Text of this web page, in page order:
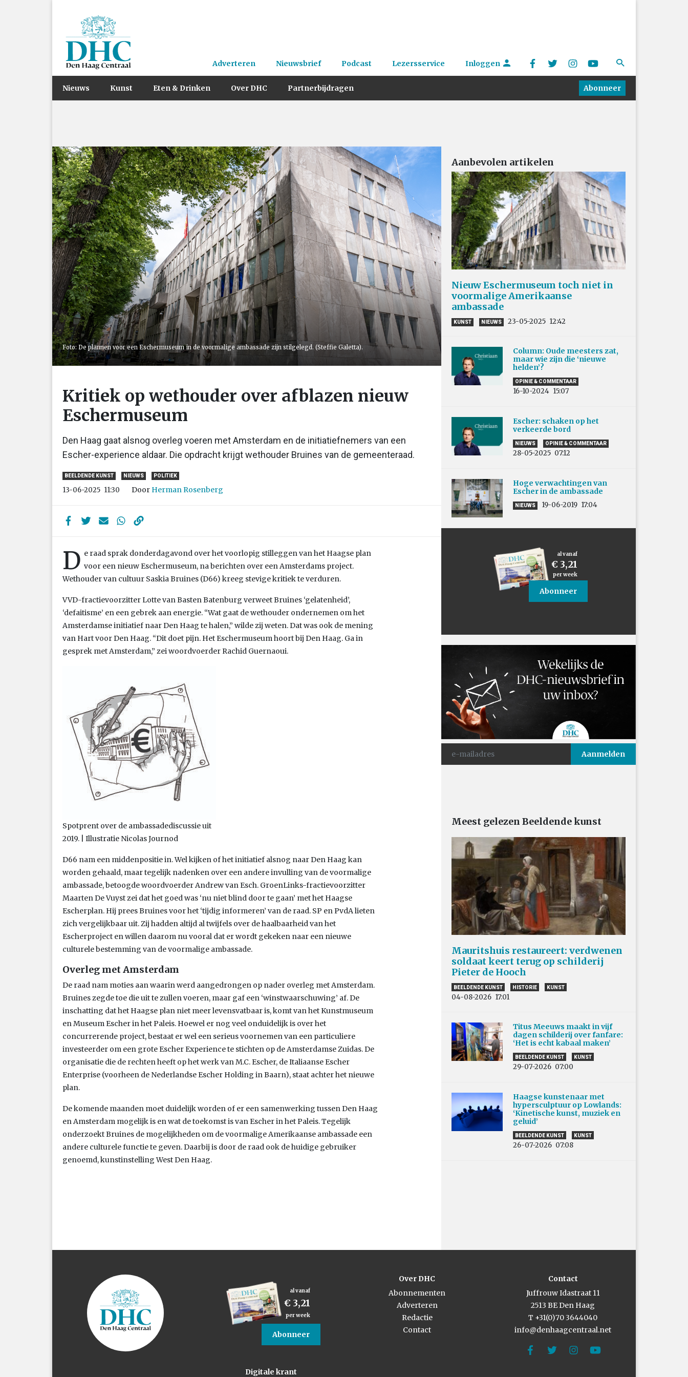
Adverteren Nieuwsbrief Podcast Lezersservice Inloggen
Nieuws Kunst Eten & Drinken Over DHC Partnerbijdragen Abonneer
Foto: De plannen voor een Eschermuseum in de voormalige ambassade zijn stilgelegd. (Steffie Galetta).
Kritiek op wethouder over afblazen nieuw
Eschermuseum
Den Haag gaat alsnog overleg voeren met Amsterdam en de initiatiefnemers van een
Escher-experience aldaar. Die opdracht krijgt wethouder Bruines van de gemeenteraad.
BEELDENDE KUNST NIEUWS POLITIEK
13-06-2025 11:30 Door Herman Rosenberg
D e raad sprak donderdagavond over het voorlopig stilleggen van het Haagse plan
voor een nieuw Eschermuseum, na berichten over een Amsterdams project.
Wethouder van cultuur Saskia Bruines (D66) kreeg stevige kritiek te verduren.
VVD-fractievoorzitter Lotte van Basten Batenburg verweet Bruines ‘gelatenheid’,
‘defaitisme’ en een gebrek aan energie. “Wat gaat de wethouder ondernemen om het
Amsterdamse initiatief naar Den Haag te halen,” wilde zij weten. Dat was ook de mening
van Hart voor Den Haag. “Dit doet pijn. Het Eschermuseum hoort bij Den Haag. Ga in
gesprek met Amsterdam,” zei woordvoerder Rachid Guernaoui.
Spotprent over de ambassadediscussie uit
2019. | Illustratie Nicolas Journod
D66 nam een middenpositie in. Wel kijken of het initiatief alsnog naar Den Haag kan
worden gehaald, maar tegelijk nadenken over een andere invulling van de voormalige
ambassade, betoogde woordvoerder Andrew van Esch. GroenLinks-fractievoorzitter
Maarten De Vuyst zei dat het goed was ‘nu niet blind door te gaan’ met het Haagse
Escherplan. Hij prees Bruines voor het ‘tijdig informeren’ van de raad. SP en PvdA lieten
zich vergelijkbaar uit. Zij hadden altijd al twijfels over de haalbaarheid van het
Escherproject en willen daarom nu vooral dat er wordt gekeken naar een nieuwe
culturele bestemming van de voormalige ambassade.
Overleg met Amsterdam
De raad nam moties aan waarin werd aangedrongen op nader overleg met Amsterdam.
Bruines zegde toe die uit te zullen voeren, maar gaf een ‘winstwaarschuwing’ af. De
inschatting dat het Haagse plan niet meer levensvatbaar is, komt van het Kunstmuseum
en Museum Escher in het Paleis. Hoewel er nog veel onduidelijk is over het
concurrerende project, bestaat er wel een serieus voornemen van een particuliere
investeerder om een grote Escher Experience te stichten op de Amsterdamse Zuidas. De
organisatie die de rechten heeft op het werk van M.C. Escher, de Italiaanse Escher
Enterprise (voorheen de Nederlandse Escher Holding in Baarn), staat achter het nieuwe
plan.
De komende maanden moet duidelijk worden of er een samenwerking tussen Den Haag
en Amsterdam mogelijk is en wat de toekomst is van Escher in het Paleis. Tegelijk
onderzoekt Bruines de mogelijkheden om de voormalige Amerikaanse ambassade een
andere culturele functie te geven. Daarbij is door de raad ook de huidige gebruiker
genoemd, kunstinstelling West Den Haag.
Aanbevolen artikelen
Nieuw Eschermuseum toch niet in
voormalige Amerikaanse
ambassade
KUNST NIEUWS 23-05-2025 12:42
Column: Oude meesters zat,
maar wie zijn die ‘nieuwe
helden’?
OPINIE & COMMENTAAR
16-10-2024 15:07
Escher: schaken op het
verkeerde bord
NIEUWS OPINIE & COMMENTAAR
28-05-2025 07:12
Hoge verwachtingen van
Escher in de ambassade
NIEUWS 19-06-2019 17:04
al vanaf
€ 3,21
per week
Abonneer
Meest gelezen Beeldende kunst
Mauritshuis restaureert: verdwenen
soldaat keert terug op schilderij
Pieter de Hooch
BEELDENDE KUNST HISTORIE KUNST
04-08-2026 17:01
Titus Meeuws maakt in vijf
dagen schilderij over fanfare:
‘Het is echt kabaal maken’
BEELDENDE KUNST KUNST
29-07-2026 07:00
Haagse kunstenaar met
hypersculptuur op Lowlands:
‘Kinetische kunst, muziek en
geluid’
BEELDENDE KUNST KUNST
26-07-2026 07:08
al vanaf
€ 3,21
per week
Abonneer
Digitale krant
Over DHC
Abonnementen
Adverteren
Redactie
Contact
Contact
Juffrouw Idastraat 11
2513 BE Den Haag
T +31(0)70 3644040
info@denhaagcentraal.net